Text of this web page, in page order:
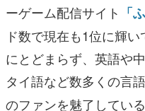
ーゲーム配信サイト 「
ド数で現在も1位に輝
にとどまらず、英語や
タイ語など数多くの言
のファンを魅了している